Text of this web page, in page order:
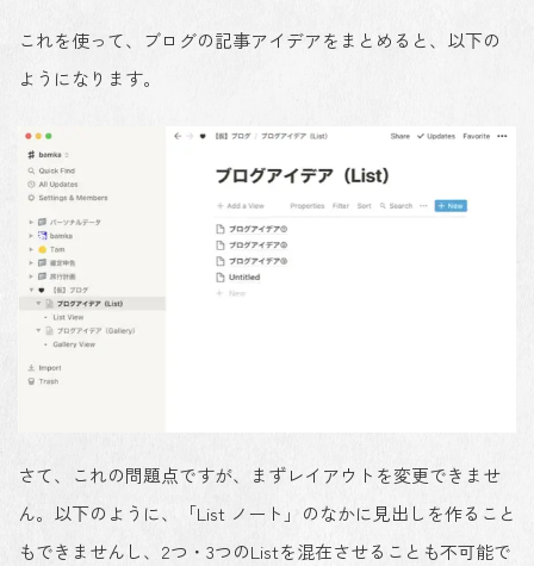
これを使って、ブログの記事アイデアをまとめると、以下の
ようになります。
さて、これの問題点ですが、まずレイアウトを変更できませ
ん。以下のように、「List ノート」のなかに見出しを作ること
もできません し、 2つ・3つのListを混在させることも不可能で